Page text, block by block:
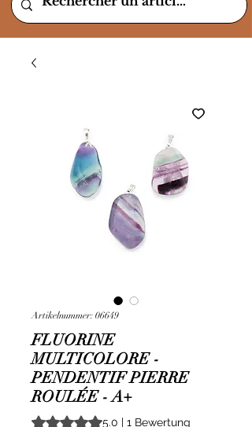
Artikelnummer: 06649
FLUORINE
MULTICOLORE -
PENDENTIF PIERRE
ROULÉE - A+
Das Rating beträgt 5.0 von fünf
5.0 | 1 Bewertung